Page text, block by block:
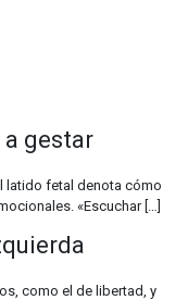
a gestar
latido fetal denota cómo
«Escuchar […]
como el de libertad, y